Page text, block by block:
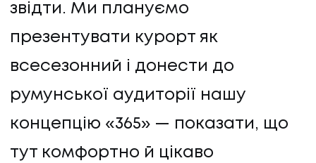
звідти. Ми плануємо
презентувати курорт як
всесезонний і донести до
румунської аудиторії нашу
концепцію «365» — показати, що
тут комфортно й цікаво